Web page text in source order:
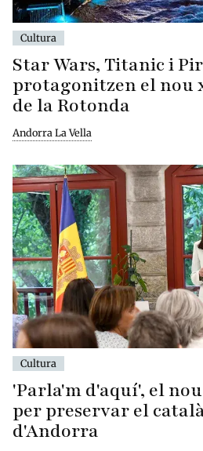
Cultura
Star Wars, Titanic i
protagonitzen el nou
de la Rotonda
Andorra La Vella
Cultura
'Parla'm d'aquí', el
per preservar el
d'Andorra